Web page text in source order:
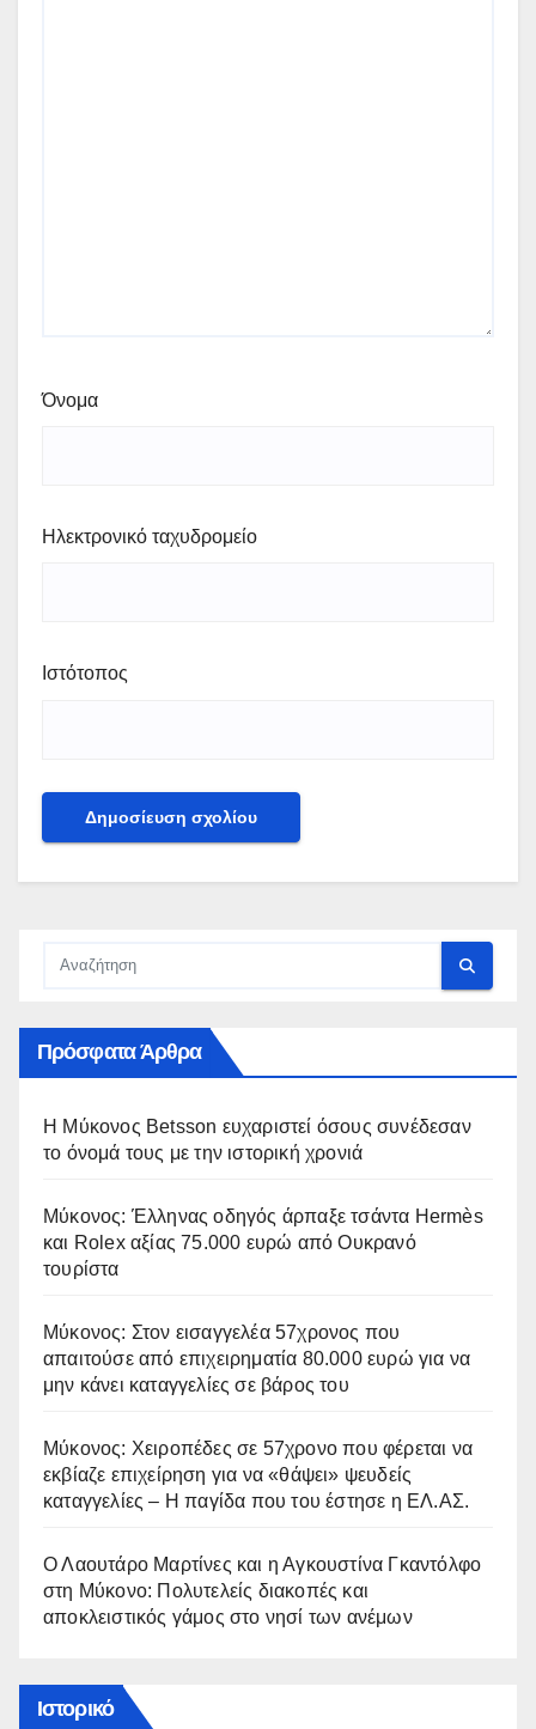
Όνομα
Ηλεκτρονικό ταχυδρομείο
Ιστότοπος
Πρόσφατα Άρθρα
Η Μύκονος Betsson ευχαριστεί όσους συνέδεσαν
το όνομά τους με την ιστορική χρονιά
Μύκονος: Έλληνας οδηγός άρπαξε τσάντα Hermès
και Rolex αξίας 75.000 ευρώ από Ουκρανό
τουρίστα
Μύκονος: Στον εισαγγελέα 57χρονος που
απαιτούσε από επιχειρηματία 80.000 ευρώ για να
μην κάνει καταγγελίες σε βάρος του
Μύκονος: Χειροπέδες σε 57χρονο που φέρεται να
εκβίαζε επιχείρηση για να «θάψει» ψευδείς
καταγγελίες – Η παγίδα που του έστησε η ΕΛ.ΑΣ.
Ο Λαουτάρο Μαρτίνες και η Αγκουστίνα Γκαντόλφο
στη Μύκονο: Πολυτελείς διακοπές και
αποκλειστικός γάμος στο νησί των ανέμων
Ιστορικό